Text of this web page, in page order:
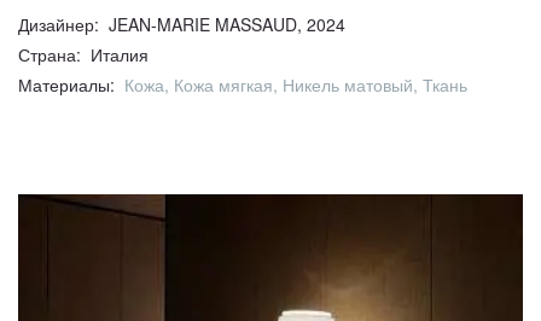
Дизайнер: JEAN-MARIE MASSAUD, 2024
Страна: Италия
Материалы: Кожа, Кожа мягкая, Никель матовый, Ткань